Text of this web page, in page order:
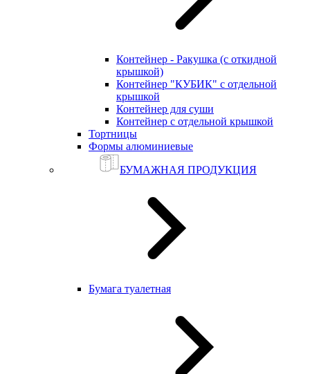
Контейнер - Ракушка (с откидной
крышкой)
Контейнер "КУБИК" с отдельной
крышкой
Контейнер для суши
Контейнер с отдельной крышкой
Тортницы
Формы алюминиевые
БУМАЖНАЯ ПРОДУКЦИЯ
Бумага туалетная